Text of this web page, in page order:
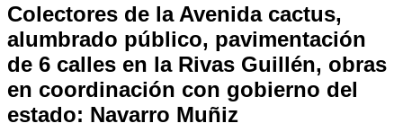
Colectores de la Avenida cactus,
alumbrado público, pavimentación
de 6 calles en la Rivas Guillén, obras
en coordinación con gobierno del
estado: Navarro Muñiz